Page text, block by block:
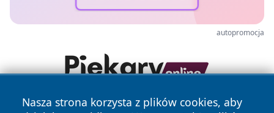
autopromocja
Nasza strona korzysta z plików cookies, aby